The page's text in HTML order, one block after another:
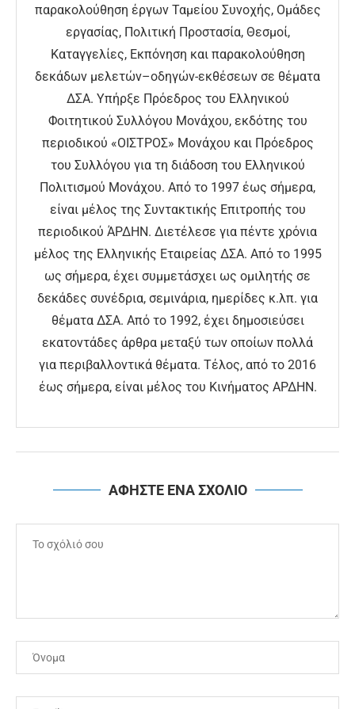
παρακολούθηση έργων Ταμείου Συνοχής, Ομάδες
εργασίας, Πολιτική Προστασία, Θεσμοί,
Καταγγελίες, Εκπόνηση και παρακολούθηση
δεκάδων μελετών–οδηγών-εκθέσεων σε θέματα
ΔΣΑ. Υπήρξε Πρόεδρος του Ελληνικού
Φοιτητικού Συλλόγου Μονάχου, εκδότης του
περιοδικού «ΟΙΣΤΡΟΣ» Μονάχου και Πρόεδρος
του Συλλόγου για τη διάδοση του Ελληνικού
Πολιτισμού Μονάχου. Από το 1997 έως σήμερα,
είναι μέλος της Συντακτικής Επιτροπής του
περιοδικού ΆΡΔΗΝ. Διετέλεσε για πέντε χρόνια
μέλος της Ελληνικής Εταιρείας ΔΣΑ. Από το 1995
ως σήμερα, έχει συμμετάσχει ως ομιλητής σε
δεκάδες συνέδρια, σεμινάρια, ημερίδες κ.λπ. για
θέματα ΔΣΑ. Από το 1992, έχει δημοσιεύσει
εκατοντάδες άρθρα μεταξύ των οποίων πολλά
για περιβαλλοντικά θέματα. Τέλος, από το 2016
έως σήμερα, είναι μέλος του Κινήματος ΑΡΔΗΝ.
ΑΦΗΣΤΕ ΕΝΑ ΣΧΟΛΙΟ